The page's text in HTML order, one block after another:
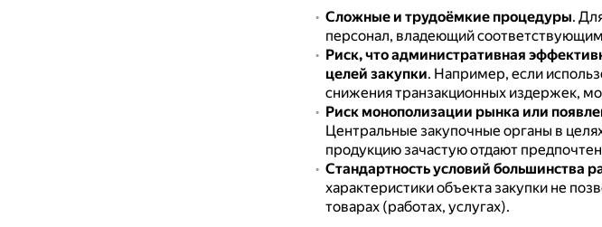
Сложные и трудоёмкие процедуры.
персонал, владеющий
Риск, что административная
целей закупки. Например, если
снижения транзакционных издержек,
Риск монополизации рынка или
Центральные закупочные органы в
продукцию зачастую отдают
Стандартность условий большинства
характеристики объекта закупки не
товарах (работах, услугах).